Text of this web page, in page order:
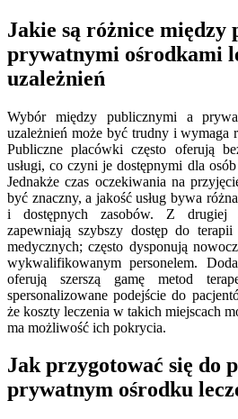
Jakie są różnice między
prywatnymi ośrodkami
uzależnień
Wybór między publicznymi a
uzależnień może być trudny i wymaga
Publiczne placówki często oferują
usługi, co czyni je dostępnymi dla
Jednakże czas oczekiwania na
być znaczny, a jakość usług bywa
i dostępnych zasobów. Z drugiej
zapewniają szybszy dostęp do
medycznych; często dysponują
wykwalifikowanym personelem.
oferują szerszą gamę metod
spersonalizowane podejście do
że koszty leczenia w takich miejscach
ma możliwość ich pokrycia.
Jak przygotować się do
prywatnym ośrodku